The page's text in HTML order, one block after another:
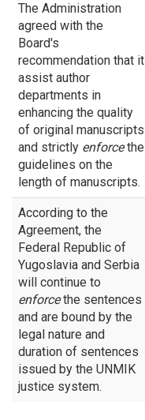
The Administration
agreed with the
Board's
recommendation that it
assist author
departments in
enhancing the quality
of original manuscripts
and strictly enforcethe
guidelines on the
length of manuscripts.
According to the
Agreement, the
Federal Republic of
Yugoslavia and Serbia
will continue to
enforcethe sentences
and are bound by the
legal nature and
duration of sentences
issued by the UNMIK
justice system.